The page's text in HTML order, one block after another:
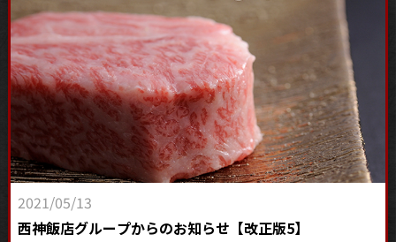
2021/05/13
西神飯店グループからのお知らせ【改正版5】